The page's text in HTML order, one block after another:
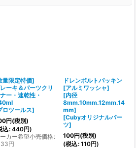
量限定特価]
ーキ＆パーツクリ
ー・速乾性・
ロツールス]
円(税別)
込: 440円)
ーカー希望小売価格:
円
ドレンボルトパッキン
[アルミワッシャ]
[内径
8mm.10mm.12mm.14
mm]
[Cubyオリジナルパー
ツ]
100円(税別)
(税込: 110円)